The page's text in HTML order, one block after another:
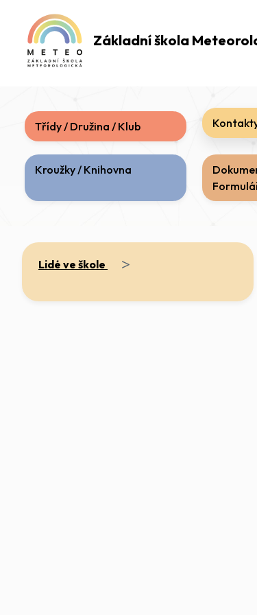
Základní škola
Třídy / Družina / Klub
Kroužky / Knihovna
Lidé ve škole >